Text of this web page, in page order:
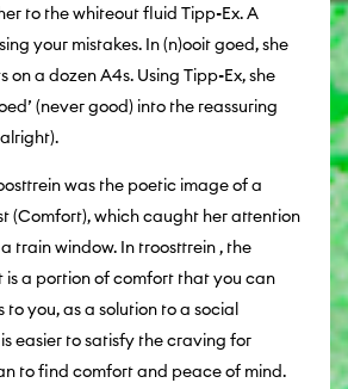
to the whiteout fluid Tipp-Ex. A
your mistakes. In (n)ooit goed, she
a dozen A4s. Using Tipp-Ex, she
(never good) into the reassuring
alright).
was the poetic image of a
(Comfort), which caught her attention
train window. In troosttrein , the
is a portion of comfort that you can
to you, as a solution to a social
easier to satisfy the craving for
to find comfort and peace of mind.